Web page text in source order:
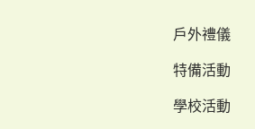
戶外禮儀
特備活動
學校活動